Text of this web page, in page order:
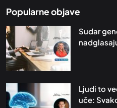
Popularne objave
Sudar
Ljudi to
uče: